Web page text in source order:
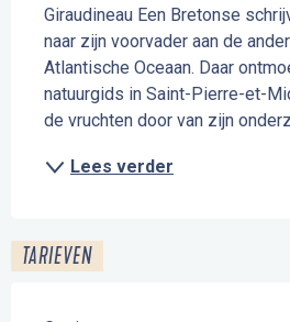
Giraudineau Een Bretonse
naar zijn voorvader aan de
Atlantische Oceaan. Daar
natuurgids in Saint-Pierre-et-
de vruchten door van zijn
Lees verder
TARIEVEN